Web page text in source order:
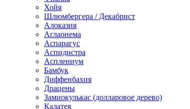
Хойя
Шлюмбергера / Декабрист
Алоказия
Аглаонема
Аспарагус
Аспидистра
Асплениум
Бамбук
Диффенбахия
Драцены
Замиокулькас (долларовое дерево)
Калатея